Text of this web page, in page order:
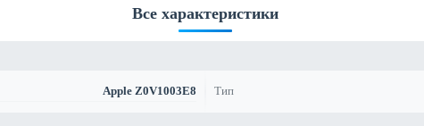
Все характеристики
Apple Z0V1003E8 Тип